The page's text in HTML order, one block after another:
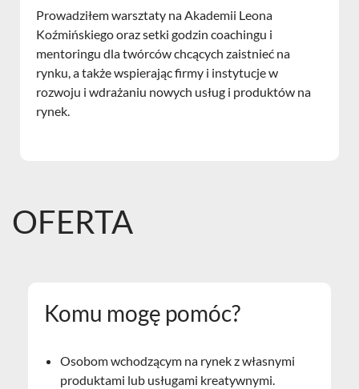
Prowadziłem warsztaty na Akademii Leona
Koźmińskiego oraz setki godzin coachingu i
mentoringu dla twórców chcących zaistnieć na
rynku, a także wspierając firmy i instytucje w
rozwoju i wdrażaniu nowych usług i produktów na
rynek.
OFERTA
Komu mogę pomóc?
Osobom wchodzącym na rynek z własnymi
produktami lub usługami kreatywnymi.